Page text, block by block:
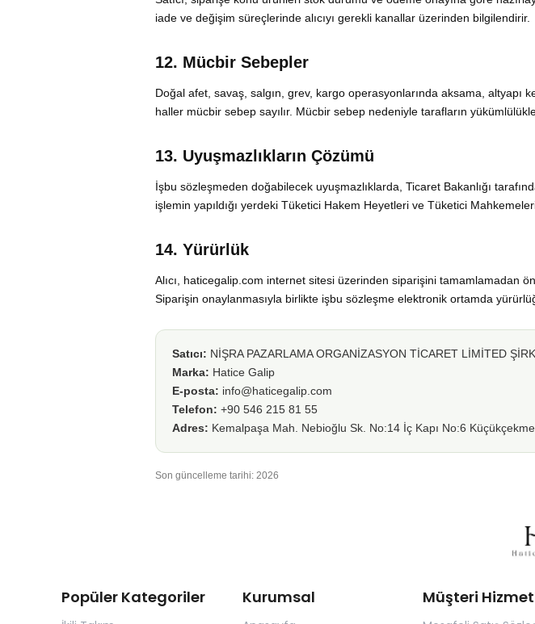
iade ve değişim süreçlerinde alıcıyı gerekli kanallar üzerinden bilgilendirir.
12. Mücbir Sebepler
Doğal afet, savaş, salgın, grev, kargo operasyonlarında aksama, altyapı
haller mücbir sebep sayılır. Mücbir sebep nedeniyle tarafların
13. Uyuşmazlıkların Çözümü
İşbu sözleşmeden doğabilecek uyuşmazlıklarda, Ticaret Bakanlığı
işlemin yapıldığı yerdeki Tüketici Hakem Heyetleri ve Tüketici
14. Yürürlük
Alıcı, haticegalip.com internet sitesi üzerinden siparişini tamamlamadan
Siparişin onaylanmasıyla birlikte işbu sözleşme elektronik ortamda
Satıcı: NİŞRA PAZARLAMA ORGANİZASYON TİCARET LİMİTED
Marka: Hatice Galip
E-posta: info@haticegalip.com
Telefon: +90 546 215 81 55
Adres: Kemalpaşa Mah. Nebioğlu Sk. No:14 İç Kapı No:6
Son güncelleme tarihi: 2026
Popüler Kategoriler Kurumsal Müşteri